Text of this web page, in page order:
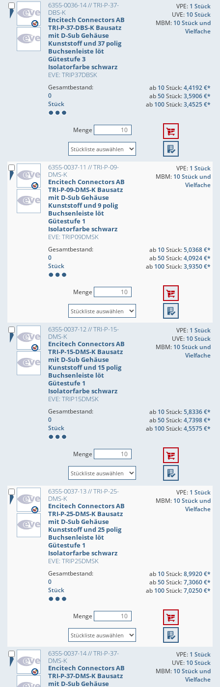
6355-0036-14 // TRI-P-37-
DBS-K
Encitech Connectors AB
TRI-P-37-DBS-K Bausatz
mit D-Sub Gehäuse
Kunststoff und 37 polig
Buchsenleiste löt
Gütestufe 3
Isolatorfarbe schwarz
EVE: TRIP37DBSK
VPE: 1 Stück
UVE: 10 Stück
MBM: 10 Stück und
Vielfache
Gesamtbestand:
0
Stück
ab 10Stück:4,4192 €*
ab50Stück:3,5906 €*
ab 100Stück:3,4525 €*
Menge
6355-0037-11 // TRI-P-09-
DMS-K
Encitech Connectors AB
TRI-P-09-DMS-K Bausatz
mit D-Sub Gehäuse
Kunststoff und 9 polig
Buchsenleiste löt
Gütestufe 1
Isolatorfarbe schwarz
EVE: TRIP09DMSK
VPE: 1 Stück
MBM: 10 Stück und
Vielfache
Gesamtbestand:
0
Stück
ab 10Stück:5,0368 €*
ab50Stück:4,0924 €*
ab 100Stück:3,9350 €*
Menge
6355-0037-12 // TRI-P-15-
DMS-K
Encitech Connectors AB
TRI-P-15-DMS-K Bausatz
mit D-Sub Gehäuse
Kunststoff und 15 polig
Buchsenleiste löt
Gütestufe 1
Isolatorfarbe schwarz
EVE: TRIP15DMSK
VPE: 1 Stück
UVE: 10 Stück
MBM: 10 Stück und
Vielfache
Gesamtbestand:
0
Stück
ab 10Stück:5,8336 €*
ab50Stück:4,7398 €*
ab 100Stück:4,5575 €*
Menge
6355-0037-13 // TRI-P-25-
DMS-K
Encitech Connectors AB
TRI-P-25-DMS-K Bausatz
mit D-Sub Gehäuse
Kunststoff und 25 polig
Buchsenleiste löt
Gütestufe 1
Isolatorfarbe schwarz
EVE: TRIP25DMSK
VPE: 1 Stück
MBM: 10 Stück und
Vielfache
Gesamtbestand:
0
Stück
ab 10Stück:8,9920 €*
ab50Stück:7,3060 €*
ab 100Stück:7,0250 €*
Menge
6355-0037-14 // TRI-P-37-
DMS-K
Encitech Connectors AB
TRI-P-37-DMS-K Bausatz
mit D-Sub Gehäuse
VPE: 1 Stück
UVE: 10 Stück
MBM: 10 Stück und
Vielfache